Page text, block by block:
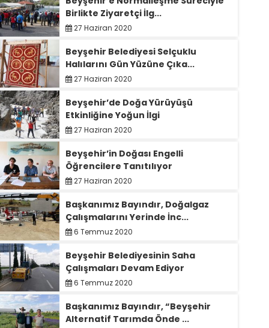
Birlikte Ziyaretçi İlg...
27 Haziran 2020
Beyşehir Belediyesi Selçuklu
Halılarını Gün Yüzüne Çıka...
27 Haziran 2020
Beyşehir’de Doğa Yürüyüşü
Etkinliğine Yoğun İlgi
27 Haziran 2020
Beyşehir’in Doğası Engelli
Öğrencilere Tanıtılıyor
27 Haziran 2020
Başkanımız Bayındır, Doğalgaz
Çalışmalarını Yerinde İnc...
6 Temmuz 2020
Beyşehir Belediyesinin Saha
Çalışmaları Devam Ediyor
6 Temmuz 2020
Başkanımız Bayındır, “Beyşehir
Alternatif Tarımda Önde ...